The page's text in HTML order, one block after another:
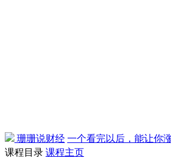
珊珊说财经 一个看完以后，能让你
课程目录 课程主页